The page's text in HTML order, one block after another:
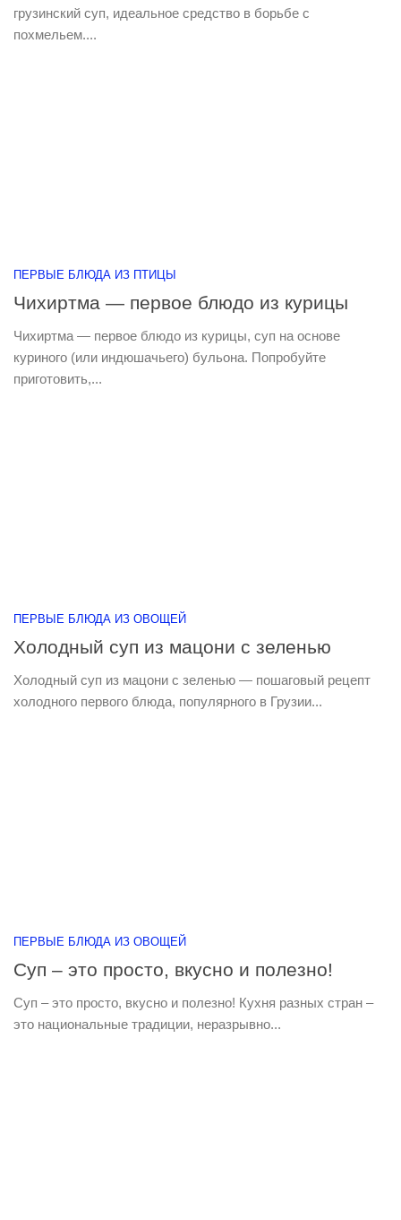
грузинский суп, идеальное средство в борьбе с
похмельем....
ПЕРВЫЕ БЛЮДА ИЗ ПТИЦЫ
Чихиртма — первое блюдо из курицы
Чихиртма — первое блюдо из курицы, суп на основе
куриного (или индюшачьего) бульона. Попробуйте
приготовить,...
ПЕРВЫЕ БЛЮДА ИЗ ОВОЩЕЙ
Холодный суп из мацони с зеленью
Холодный суп из мацони с зеленью — пошаговый рецепт
холодного первого блюда, популярного в Грузии...
ПЕРВЫЕ БЛЮДА ИЗ ОВОЩЕЙ
Суп – это просто, вкусно и полезно!
Суп – это просто, вкусно и полезно! Кухня разных стран –
это национальные традиции, неразрывно...